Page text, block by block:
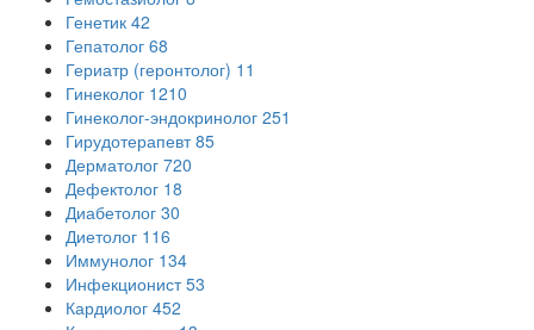
Генетик 42
Гепатолог 68
Гериатр (геронтолог) 11
Гинеколог 1210
Гинеколог-эндокринолог 251
Гирудотерапевт 85
Дерматолог 720
Дефектолог 18
Диабетолог 30
Диетолог 116
Иммунолог 134
Инфекционист 53
Кардиолог 452